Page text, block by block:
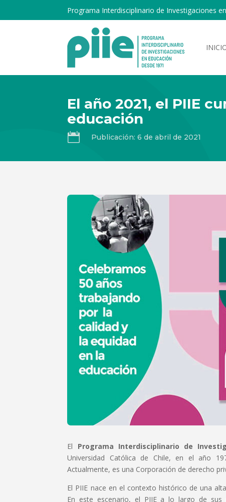
Programa Interdisciplinario de Investigaciones
El año 2021, el PIIE
educación
 Publicación: 6 de abril de 2021
El Programa Interdisciplinario de
Universidad Católica de Chile, en el año
Actualmente, es una Corporación de derecho
El PIIE nace en el contexto histórico de una
En este escenario, el PIIE a lo largo de sus